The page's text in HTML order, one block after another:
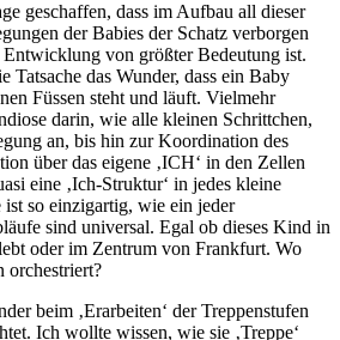
geschaffen, dass im Aufbau all dieser
der Babies der Schatz verborgen
von größter Bedeutung ist.
Tatsache das Wunder, dass ein Baby
Füssen steht und läuft. Vielmehr
darin, wie alle kleinen Schrittchen,
an, bis hin zur Koordination des
über das eigene ‚ICH‘ in den Zellen
eine ‚Ich-Struktur‘ in jedes kleine
ist so einzigartig, wie ein jeder
sind universal. Egal ob dieses Kind in
oder im Zentrum von Frankfurt. Wo
orchestriert?
beim ‚Erarbeiten‘ der Treppenstufen
Ich wollte wissen, wie sie ‚Treppe‘